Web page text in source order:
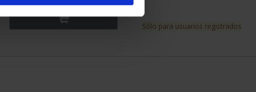
Sólo para usuarios registrados